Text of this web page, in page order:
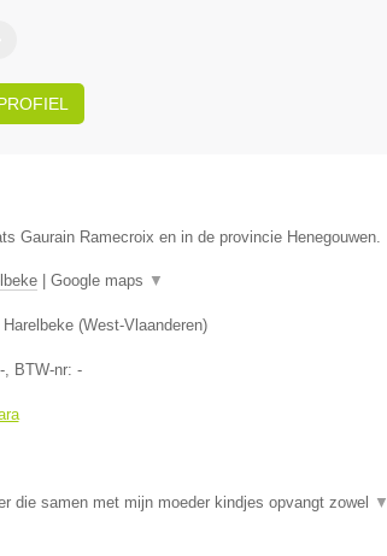
Gaurain Ramecroix en in de provincie Henegouwen.
| Google maps ▼
Harelbeke(West-Vlaanderen)
-, BTW-nr: -
die samen met mijn moeder kindjes opvangt zowel ▼